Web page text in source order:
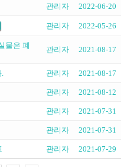
관리자 2022-06-20
관리자 2022-05-26
물은 폐
관리자 2021-08-17
. 관리자 2021-08-17
관리자 2021-08-12
관리자 2021-07-31
관리자 2021-07-31
관리자 2021-07-29